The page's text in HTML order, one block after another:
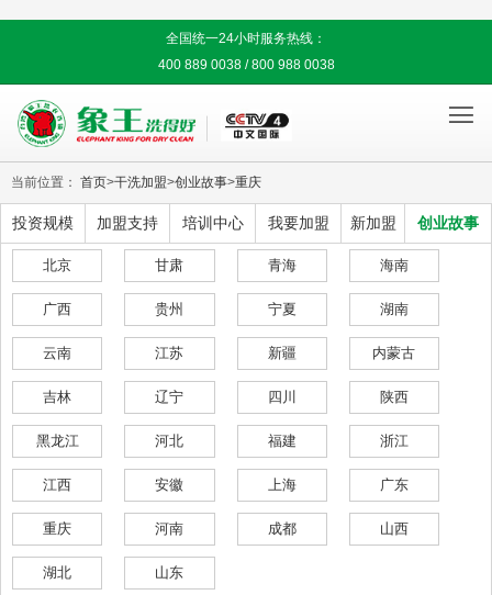
全国统一24小时服务热线：
400 889 0038 / 800 988 0038

当前位置： 首页>干洗加盟>创业故事>重庆
投资规模 加盟支持 培训中心 我要加盟 新加盟 创业故事
北京 甘肃 青海 海南
广西 贵州 宁夏 湖南
云南 江苏 新疆 内蒙古
吉林 辽宁 四川 陕西
黑龙江 河北 福建 浙江
江西 安徽 上海 广东
重庆 河南 成都 山西
湖北 山东